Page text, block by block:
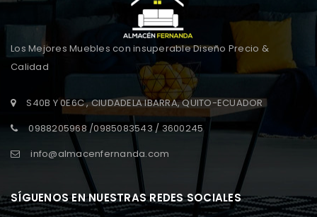
Los Mejores Muebles con insuperable Diseño Precio &
Calidad
S40B Y 0E6C , CIUDADELA IBARRA, QUITO-ECUADOR
0988205968 /0985083543 / 3600245
info@almacenfernanda.com
SÍGUENOS EN NUESTRAS REDES SOCIALES